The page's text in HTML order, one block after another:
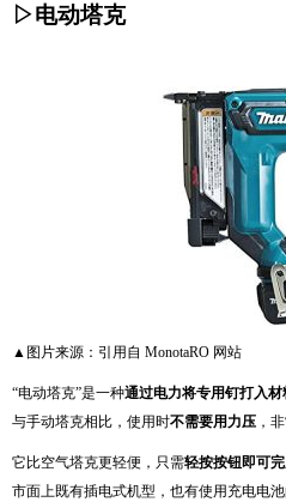
▷电动塔克
▲图片来源：引用自 MonotaRO 网站
“电动塔克”是一种通过电力将专用钉打入
与手动塔克相比，使用时不需要用力压 ，
它比空气塔克更轻便，只需轻按按钮即可
市面上既有插电式机型，也有使用充电电